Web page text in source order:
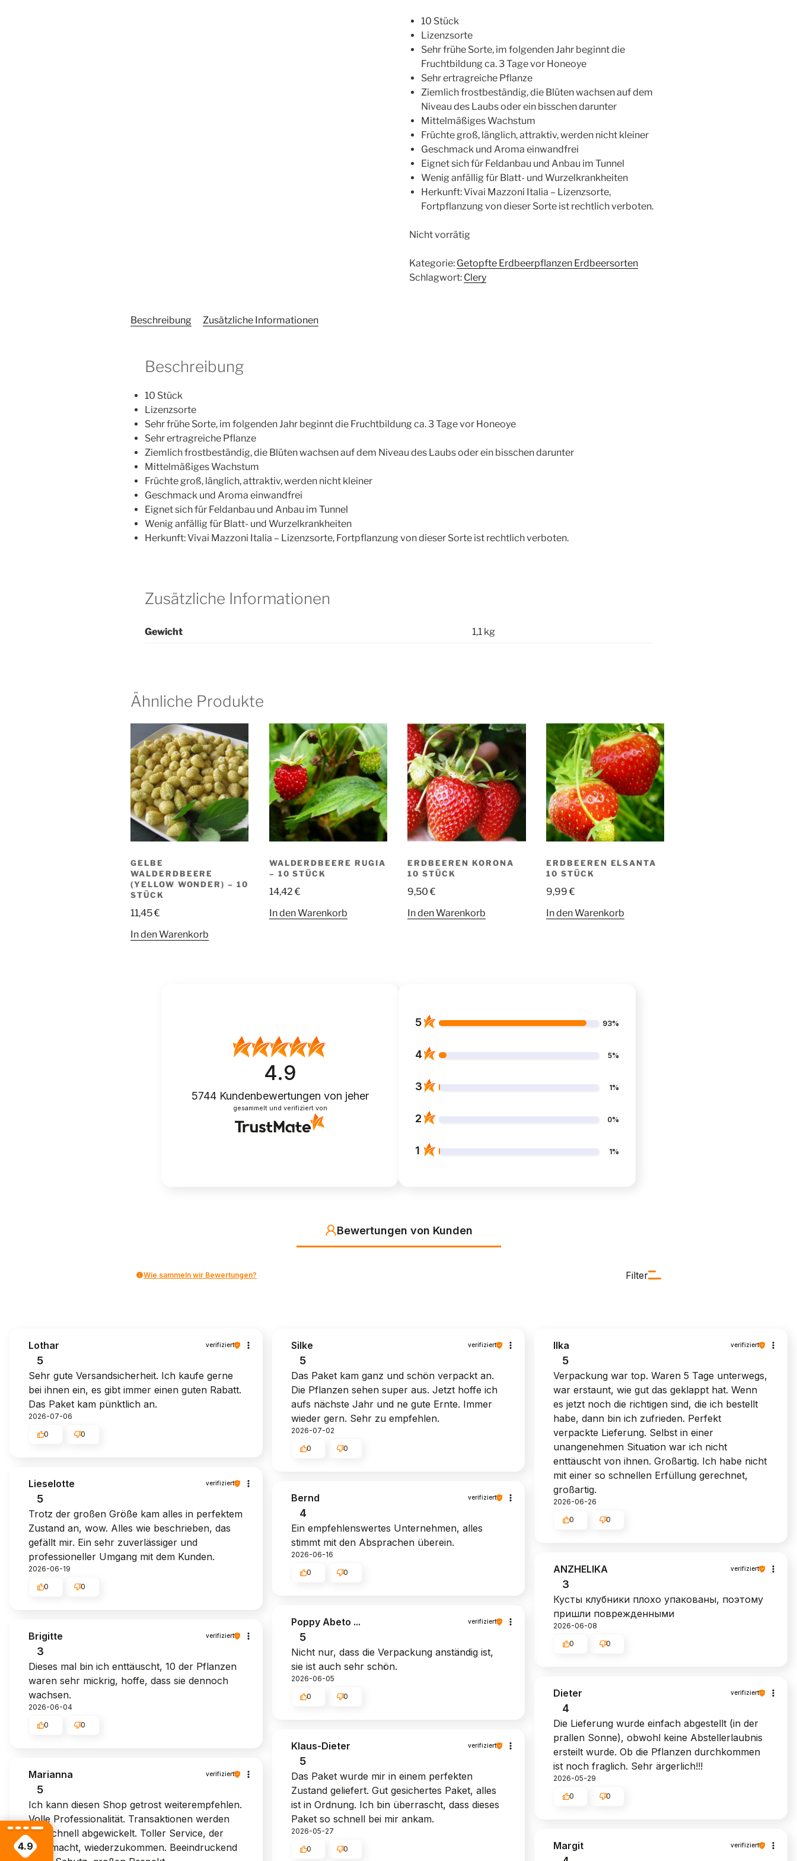
10 Stück
Lizenzsorte
Sehr frühe Sorte, im folgenden Jahr beginnt die
Fruchtbildung ca. 3 Tage vor Honeoye
Sehr ertragreiche Pflanze
Ziemlich frostbeständig, die Blüten wachsen auf dem
Niveau des Laubs oder ein bisschen darunter
Mittelmäßiges Wachstum
Früchte groß, länglich, attraktiv, werden nicht kleiner
Geschmack und Aroma einwandfrei
Eignet sich für Feldanbau und Anbau im Tunnel
Wenig anfällig für Blatt- und Wurzelkrankheiten
Herkunft: Vivai Mazzoni Italia – Lizenzsorte,
Fortpflanzung von dieser Sorte ist rechtlich verboten.
Nicht vorrätig
Kategorie: Getopfte Erdbeerpflanzen Erdbeersorten
Schlagwort: Clery
Beschreibung Zusätzliche Informationen
Beschreibung
10 Stück
Lizenzsorte
Sehr frühe Sorte, im folgenden Jahr beginnt die Fruchtbildung ca. 3 Tage vor Honeoye
Sehr ertragreiche Pflanze
Ziemlich frostbeständig, die Blüten wachsen auf dem Niveau des Laubs oder ein bisschen darunter
Mittelmäßiges Wachstum
Früchte groß, länglich, attraktiv, werden nicht kleiner
Geschmack und Aroma einwandfrei
Eignet sich für Feldanbau und Anbau im Tunnel
Wenig anfällig für Blatt- und Wurzelkrankheiten
Herkunft: Vivai Mazzoni Italia – Lizenzsorte, Fortpflanzung von dieser Sorte ist rechtlich verboten.
Zusätzliche Informationen
Gewicht 1,1 kg
Ähnliche Produkte
GELBE
WALDERDBEERE
(YELLOW WONDER) – 10
STÜCK
11,45€
In den Warenkorb
WALDERDBEERE RUGIA
– 10 STÜCK
14,42€
In den Warenkorb
ERDBEEREN KORONA
10 STÜCK
9,50€
In den Warenkorb
ERDBEEREN ELSANTA
10 STÜCK
9,99€
In den Warenkorb
4.9
5744Kundenbewertungen von jeher
gesammelt und verifiziert von
5 93%
4 5%
3 1%
2 0%
1 1%
Bewertungen von Kunden
Filter
Wie sammeln wir Bewertungen?
Lothar verifiziert
5
Sehr gute Versandsicherheit. Ich kaufe gerne
bei ihnen ein, es gibt immer einen guten Rabatt.
Das Paket kam pünktlich an.
2026-07-06
0 0
Silke verifiziert
5
Das Paket kam ganz und schön verpackt an.
Die Pflanzen sehen super aus. Jetzt hoffe ich
aufs nächste Jahr und ne gute Ernte. Immer
wieder gern. Sehr zu empfehlen.
2026-07-02
0 0
Ilka verifiziert
5
Verpackung war top. Waren 5 Tage unterwegs,
war erstaunt, wie gut das geklappt hat. Wenn
es jetzt noch die richtigen sind, die ich bestellt
habe, dann bin ich zufrieden. Perfekt
verpackte Lieferung. Selbst in einer
unangenehmen Situation war ich nicht
enttäuscht von ihnen. Großartig. Ich habe nicht
mit einer so schnellen Erfüllung gerechnet,
großartig.
2026-06-26
0 0
Lieselotte verifiziert
5
Trotz der großen Größe kam alles in perfektem
Zustand an, wow. Alles wie beschrieben, das
gefällt mir. Ein sehr zuverlässiger und
professioneller Umgang mit dem Kunden.
2026-06-19
0 0
Bernd verifiziert
4
Ein empfehlenswertes Unternehmen, alles
stimmt mit den Absprachen überein.
2026-06-16
0 0 ANZHELIKA verifiziert
3
Кусты клубники плохо упакованы, поэтому
пришли поврежденными
2026-06-08
0 0
Poppy Abeto ... verifiziert
5
Nicht nur, dass die Verpackung anständig ist,
sie ist auch sehr schön.
2026-06-05
0 0
Brigitte verifiziert
3
Dieses mal bin ich enttäuscht, 10 der Pflanzen
waren sehr mickrig, hoffe, dass sie dennoch
wachsen.
2026-06-04
0 0
Dieter verifiziert
4
Die Lieferung wurde einfach abgestellt (in der
prallen Sonne), obwohl keine Abstellerlaubnis
ersteilt wurde. Ob die Pflanzen durchkommen
ist noch fraglich. Sehr ärgerlich!!!
2026-05-29
0 0
Klaus-Dieter verifiziert
5
Das Paket wurde mir in einem perfekten
Zustand geliefert. Gut gesichertes Paket, alles
ist in Ordnung. Ich bin überrascht, dass dieses
Paket so schnell bei mir ankam.
2026-05-27
0 0
Marianna verifiziert
5
Ich kann diesen Shop getrost weiterempfehlen.
Volle Professionalität. Transaktionen werden
blitzschnell abgewickelt. Toller Service, der
Lust macht, wiederzukommen. Beeindruckend
Margit verifiziert
4.9